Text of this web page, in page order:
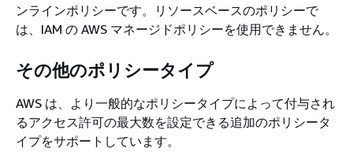
ンラインポリシーです。リソースベースのポリシーで
は、IAM の AWS マネージドポリシーを使用できません。
その他のポリシータイプ
AWS は、より一般的なポリシータイプによって付与され
るアクセス許可の最大数を設定できる追加のポリシータ
イプをサポートしています。